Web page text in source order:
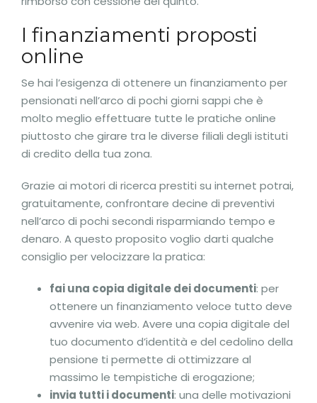
I finanziamenti proposti
online
Se hai l’esigenza di ottenere un finanziamento per
pensionati nell’arco di pochi giorni sappi che è
molto meglio effettuare tutte le pratiche online
piuttosto che girare tra le diverse filiali degli istituti
di credito della tua zona.
Grazie ai motori di ricerca prestiti su internet potrai,
gratuitamente, confrontare decine di preventivi
nell’arco di pochi secondi risparmiando tempo e
denaro. A questo proposito voglio darti qualche
consiglio per velocizzare la pratica:
fai una copia digitale dei documenti: per
ottenere un finanziamento veloce tutto deve
avvenire via web. Avere una copia digitale del
tuo documento d’identità e del cedolino della
pensione ti permette di ottimizzare al
massimo le tempistiche di erogazione;
invia tutti i documenti: una delle motivazioni